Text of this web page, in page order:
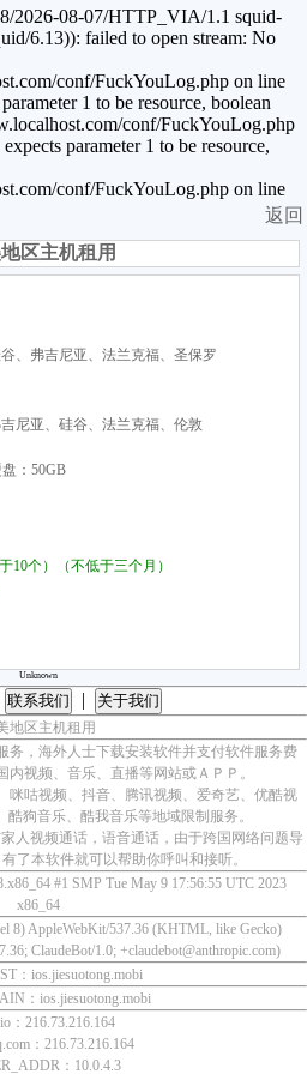
2026-08-07/HTTP_VIA/1.1 squid-
6.13)): failed to open stream: No
conf/FuckYouLog.php on line
1 to be resource, boolean
conf/FuckYouLog.php
parameter 1 to be resource,
conf/FuckYouLog.php on line
返回
区主机租用
、弗吉尼亚、法兰克福、圣保罗
尼亚、硅谷、法兰克福、伦敦
：50GB
10个）（不低于三个月）
Unknown
联系我们 关于我们
地区主机租用
务，海外人士下载安装软件并支付软件服务费
视频、音乐、直播等网站或ＡＰＰ。
咪咕视频、抖音、腾讯视频、爱奇艺、优酷视
狗音乐、酷我音乐等地域限制服务。
人视频通话，语音通话，由于跨国网络问题导
了本软件就可以帮助你呼叫和接听。
#1 SMP Tue May 9 17:56:55 UTC 2023
x86_64
8) AppleWebKit/537.36 (KHTML, like Gecko)
ClaudeBot/1.0; +claudebot@anthropic.com)
：ios.jiesuotong.mobi
：ios.jiesuotong.mobi
：216.73.216.164
：216.73.216.164
：10.0.4.3